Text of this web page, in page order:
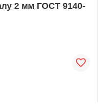
2 мм ГОСТ 9140-